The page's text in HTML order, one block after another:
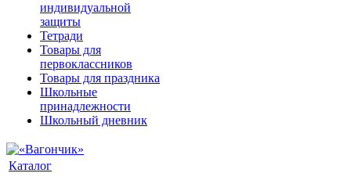
индивидуальной
защиты
Тетради
Товары для
первоклассников
Товары для праздника
Школьные
принадлежности
Школьный дневник
Каталог